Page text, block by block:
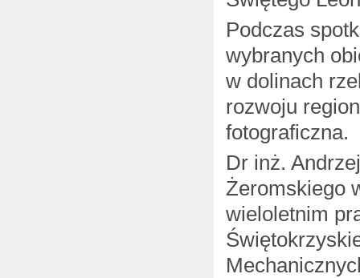
Podczas
wybranych
w dolinach
rozwoju
fotograficzna.
Dr inż.
Żeromskiego
wieloletnim